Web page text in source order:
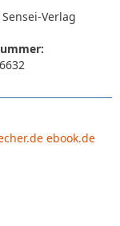
Sensei-Verlag
ebook.de